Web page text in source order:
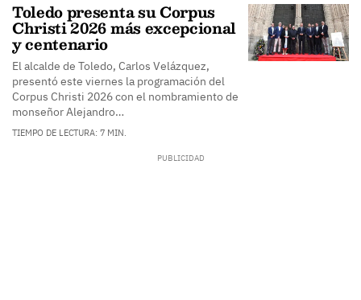
Toledo presenta su Corpus
Christi 2026 más excepcional
y centenario
El alcalde de Toledo, Carlos Velázquez,
presentó este viernes la programación del
Corpus Christi 2026 con el nombramiento de
monseñor Alejandro…
TIEMPO DE LECTURA: 7 MIN.